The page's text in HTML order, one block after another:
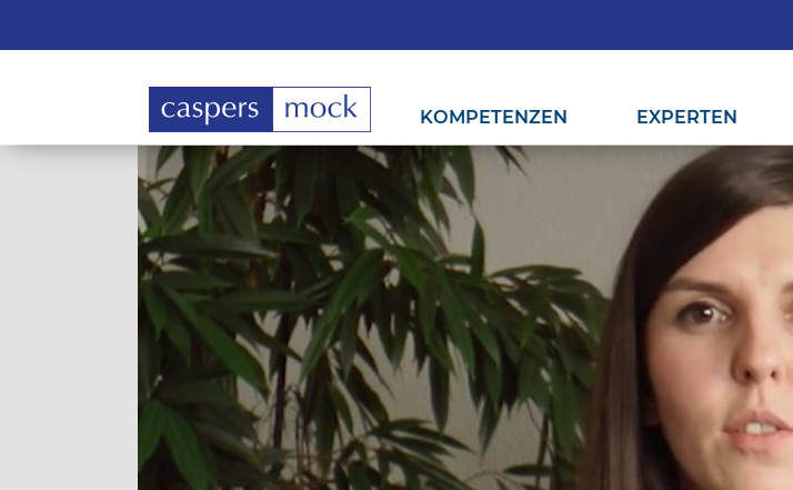
KOMPETENZEN EXPERTEN